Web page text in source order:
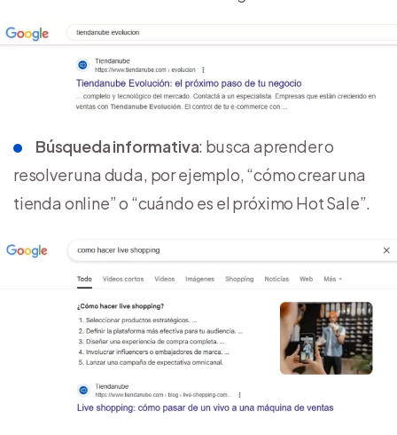
Búsqueda informativa: busca aprender o
resolver una duda, por ejemplo, “cómo crear una
tienda online” o “cuándo es el próximo Hot Sale”.